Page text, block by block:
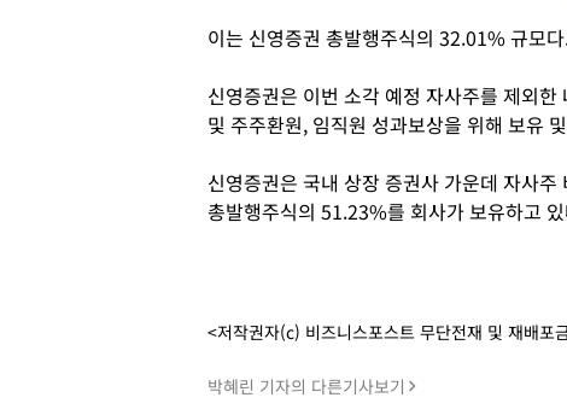
이는 신영증권 총발행주식의 32.01% 규모
신영증권은 이번 소각 예정 자사주를 제외
및 주주환원, 임직원 성과보상을 위해 보유
신영증권은 국내 상장 증권사 가운데 자사
총발행주식의 51.23%를 회사가 보유하고
<저작권자(c) 비즈니스포스트 무단전재 및 재배포
박혜린 기자의 다른기사보기